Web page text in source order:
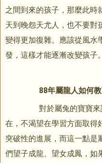
之間到來的孩子，那麼此時
天到晚怨天尤人，也不要對
變得更加復雜。應該從風水
發，這樣才能逐漸改變孩子。
88年屬龍人如何
對於屬兔的寶寶來
在，不渴望在學習方面取得
突破性的進展，而這一點是
們望子成龍、望女成鳳，如